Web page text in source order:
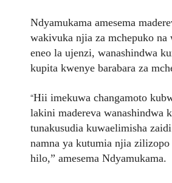
Ndyamukama amesema
wakivuka njia za mchepuko na
eneo la ujenzi, wanashindwa
kupita kwenye barabara za
“Hii imekuwa changamoto
lakini madereva wanashindwa
tunakusudia kuwaelimisha
namna ya kutumia njia zilizopo
hilo,” amesema Ndyamukama.